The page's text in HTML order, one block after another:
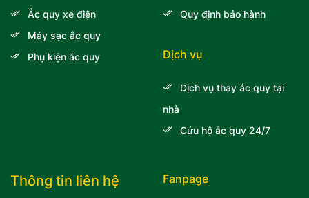
Thông tin liên hệ
Ắc quy xe điện
Máy sạc ắc quy
Phụ kiện ắc quy
Quy định bảo hành
Dịch vụ
Dịch vụ thay ắc quy tại
nhà
Cứu hộ ắc quy 24/7
Fanpage